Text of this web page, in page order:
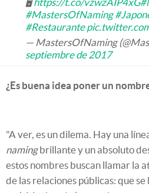
#MastersOfNaming
#Restaurante
— MastersOfNaming
septiembre de 2017
¿Es buena idea poner un
"A ver, es un dilema. Hay una
namingbrillante y un absoluto
estos nombres buscan llamar la
de las relaciones públicas: que